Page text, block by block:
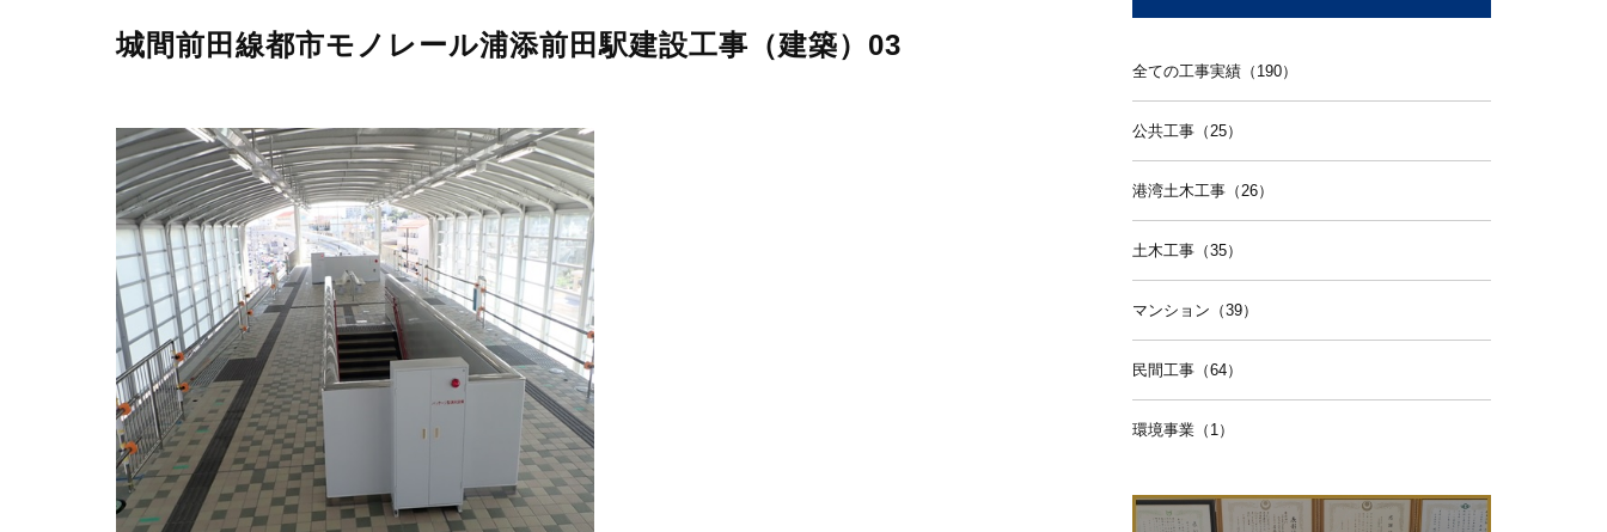
城間前田線都市モノレール浦添前田駅建設工事（建築）03
全ての工事実績（190）
公共工事（25）
港湾土木工事（26）
土木工事（35）
マンション（39）
民間工事（64）
環境事業（1）